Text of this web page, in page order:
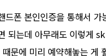
드폰 본인인증을 통해서
되는데 아무래도 이렇게
문에 미리 예약해놓는 게